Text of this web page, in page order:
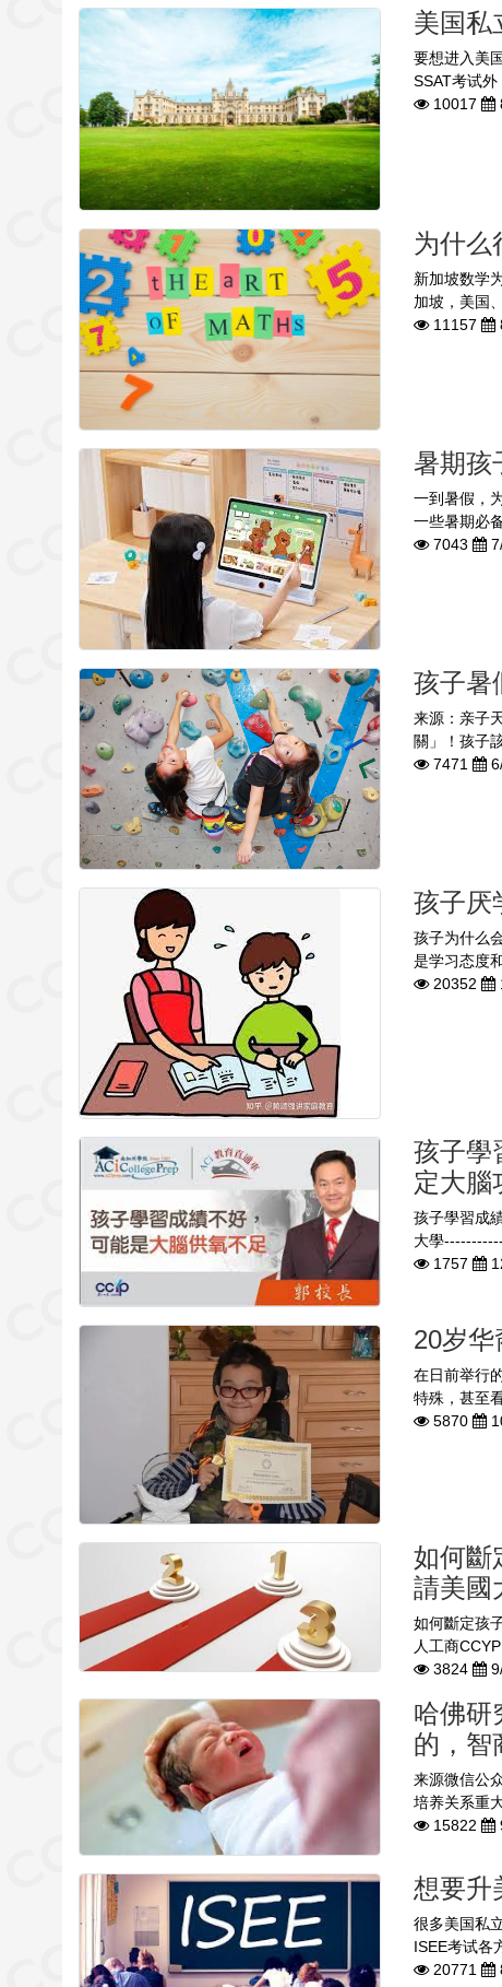
美国私
要想进入美
SSAT考试
10017
为什么
新加坡数学
加坡，美国
11157
暑期孩
一到暑假，
一些暑期必
7043
孩子暑
来源：亲子
關」！孩子
7471
孩子厌
孩子为什么
是学习态度
20352
孩子學
定大腦
孩子學習成
大學
1757
20岁
在日前举行
特殊，甚至
5870
如何斷
請美國
如何斷定孩
人工商
3824
哈佛研
的，智
来源微信公
培养关系重
15822
想要升
很多美国私
ISEE考试各
20771